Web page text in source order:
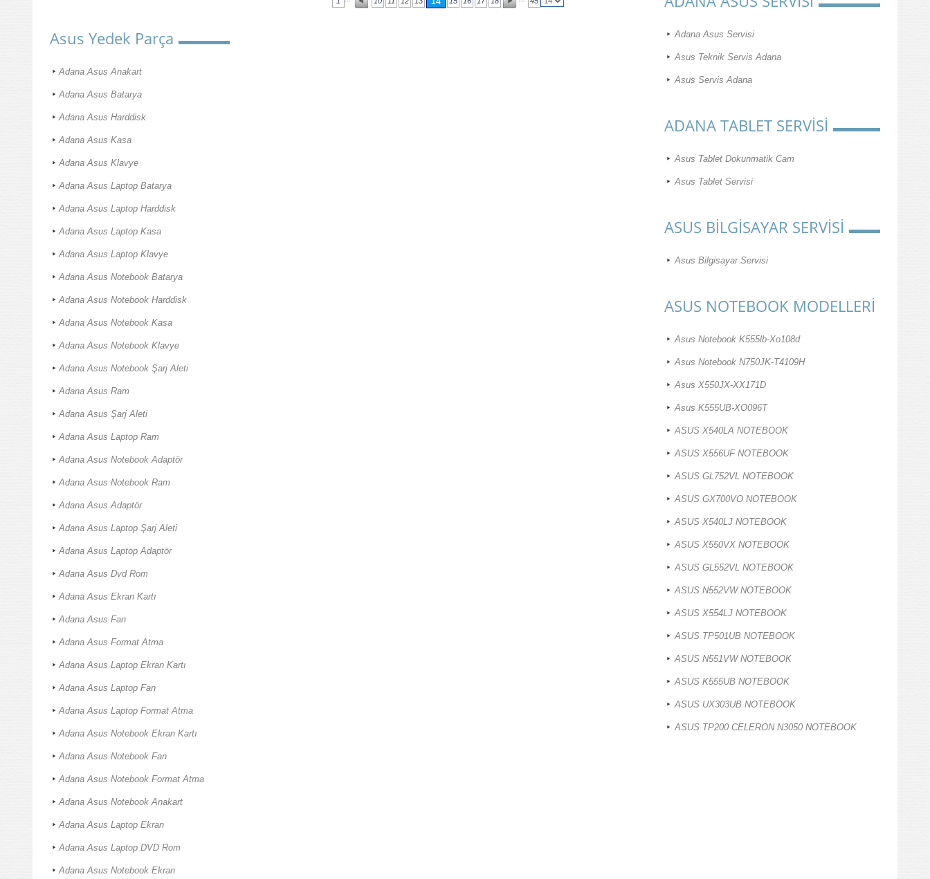
Asus Yedek Parça
Adana Asus Anakart
Adana Asus Batarya
Adana Asus Harddisk
Adana Asus Kasa
Adana Asus Klavye
Adana Asus Laptop Batarya
Adana Asus Laptop Harddisk
Adana Asus Laptop Kasa
Adana Asus Laptop Klavye
Adana Asus Notebook Batarya
Adana Asus Notebook Harddisk
Adana Asus Notebook Kasa
Adana Asus Notebook Klavye
Adana Asus Notebook Şarj Aleti
Adana Asus Ram
Adana Asus Şarj Aleti
Adana Asus Laptop Ram
Adana Asus Notebook Adaptör
Adana Asus Notebook Ram
Adana Asus Adaptör
Adana Asus Laptop Şarj Aleti
Adana Asus Laptop Adaptör
Adana Asus Dvd Rom
Adana Asus Ekran Kartı
Adana Asus Fan
Adana Asus Format Atma
Adana Asus Laptop Ekran Kartı
Adana Asus Laptop Fan
Adana Asus Laptop Format Atma
Adana Asus Notebook Ekran Kartı
Adana Asus Notebook Fan
Adana Asus Notebook Format Atma
Adana Asus Notebook Anakart
Adana Asus Laptop Ekran
Adana Asus Laptop DVD Rom
Adana Asus Notebook Ekran
Adana Asus Servisi
Asus Teknik Servis Adana
Asus Servis Adana
ADANA TABLET SERVİSİ
Asus Tablet Dokunmatik Cam
Asus Tablet Servisi
ASUS BİLGİSAYAR SERVİSİ
Asus Bilgisayar Servisi
ASUS NOTEBOOK MODELLERİ
Asus Notebook K555lb-Xo108d
Asus Notebook N750JK-T4109H
Asus X550JX-XX171D
Asus K555UB-XO096T
ASUS X540LA NOTEBOOK
ASUS X556UF NOTEBOOK
ASUS GL752VL NOTEBOOK
ASUS GX700VO NOTEBOOK
ASUS X540LJ NOTEBOOK
ASUS X550VX NOTEBOOK
ASUS GL552VL NOTEBOOK
ASUS N552VW NOTEBOOK
ASUS X554LJ NOTEBOOK
ASUS TP501UB NOTEBOOK
ASUS N551VW NOTEBOOK
ASUS K555UB NOTEBOOK
ASUS UX303UB NOTEBOOK
ASUS TP200 CELERON N3050 NOTEBOOK